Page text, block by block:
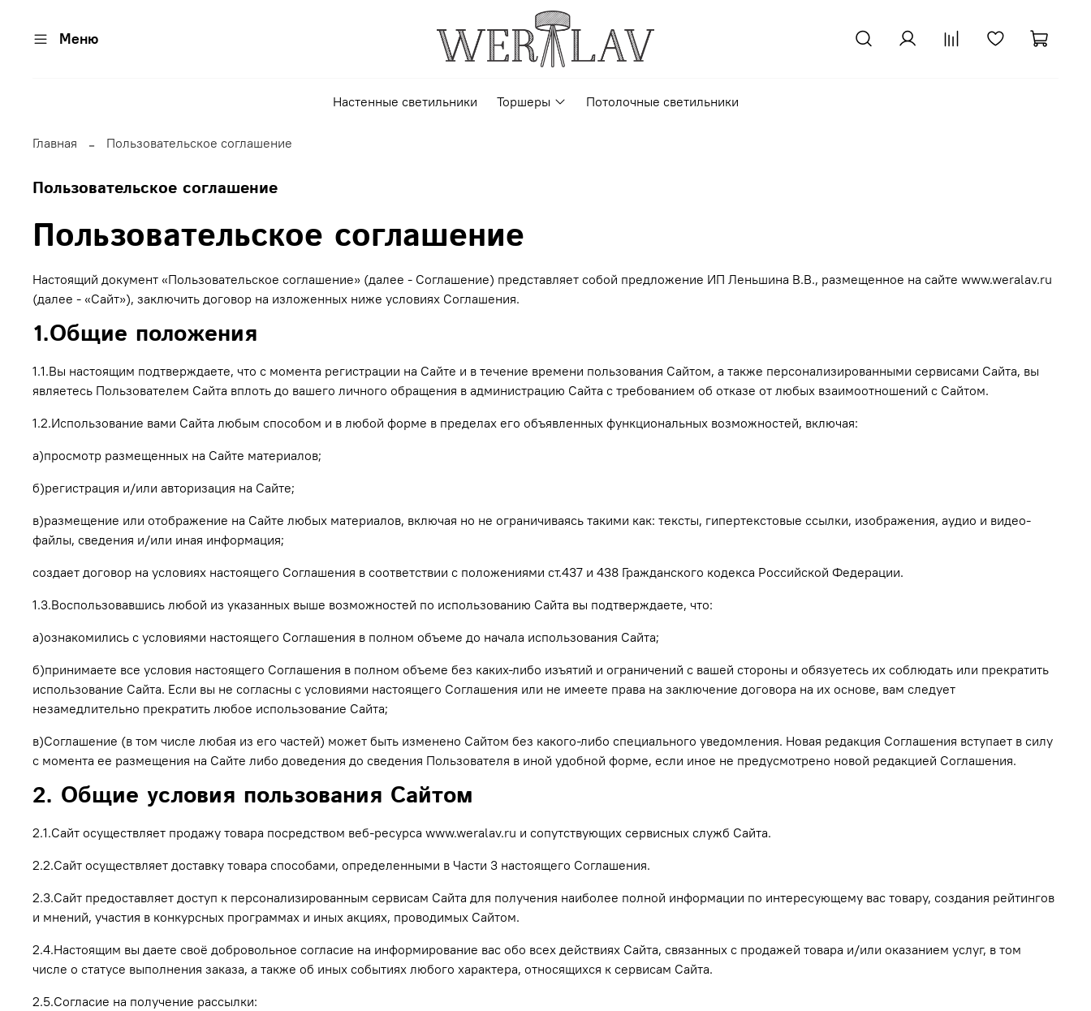
Меню
Настенные светильники Торшеры Потолочные светильники
Главная Пользовательское соглашение
Пользовательское соглашение
Пользовательское соглашение
Настоящий документ «Пользовательское соглашение» (далее - Соглашение) представляет собой предложение ИП Леньшина В.В., размещенное на сайте www.weralav.ru
(далее - «Сайт»), заключить договор на изложенных ниже условиях Соглашения.
1.Общие положения
1.1.Вы настоящим подтверждаете, что с момента регистрации на Сайте и в течение времени пользования Сайтом, а также персонализированными сервисами Сайта, вы
являетесь Пользователем Сайта вплоть до вашего личного обращения в администрацию Сайта с требованием об отказе от любых взаимоотношений с Сайтом.
1.2.Использование вами Сайта любым способом и в любой форме в пределах его объявленных функциональных возможностей, включая:
а)просмотр размещенных на Сайте материалов;
б)регистрация и/или авторизация на Сайте;
в)размещение или отображение на Сайте любых материалов, включая но не ограничиваясь такими как: тексты, гипертекстовые ссылки, изображения, аудио и видео-
файлы, сведения и/или иная информация;
создает договор на условиях настоящего Соглашения в соответствии с положениями ст.437 и 438 Гражданского кодекса Российской Федерации.
1.3.Воспользовавшись любой из указанных выше возможностей по использованию Сайта вы подтверждаете, что:
а)ознакомились с условиями настоящего Соглашения в полном объеме до начала использования Сайта;
б)принимаете все условия настоящего Соглашения в полном объеме без каких-либо изъятий и ограничений с вашей стороны и обязуетесь их соблюдать или прекратить
использование Сайта. Если вы не согласны с условиями настоящего Соглашения или не имеете права на заключение договора на их основе, вам следует
незамедлительно прекратить любое использование Сайта;
в)Соглашение (в том числе любая из его частей) может быть изменено Сайтом без какого-либо специального уведомления. Новая редакция Соглашения вступает в силу
с момента ее размещения на Сайте либо доведения до сведения Пользователя в иной удобной форме, если иное не предусмотрено новой редакцией Соглашения.
2. Общие условия пользования Сайтом
2.1.Сайт осуществляет продажу товара посредством веб-ресурса www.weralav.ru и сопутствующих сервисных служб Сайта.
2.2.Сайт осуществляет доставку товара способами, определенными в Части 3 настоящего Соглашения.
2.3.Сайт предоставляет доступ к персонализированным сервисам Сайта для получения наиболее полной информации по интересующему вас товару, создания рейтингов
и мнений, участия в конкурсных программах и иных акциях, проводимых Сайтом.
2.4.Настоящим вы даете своё добровольное согласие на информирование вас обо всех действиях Сайта, связанных с продажей товара и/или оказанием услуг, в том
числе о статусе выполнения заказа, а также об иных событиях любого характера, относящихся к сервисам Сайта.
2.5.Согласие на получение рассылки: